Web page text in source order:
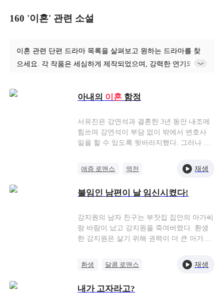
160 '이혼' 관련 소설
이혼 관련 단편 드라마 목록을 살펴보고 원하는 드라마를 찾
으세요. 각 작품은 세심하게 제작되었으며, 강력한 연기와
화를 찾아 단편 시리즈의 마법을 경험하세요！
아내의 이혼 함정
서유진은 강연석과 결혼한 3년 동안 내조에
힘쓰며 강연석이 부담 없이 밖에서 변호사
일을 할 수 있도록 뒷바라지했다. 그러나 강
이 달라졌다.어느 날, 강연석은 서유진을 데
리고 모임을 나갔다. 그 자리에서 친구들이
는 사실을 알게 된 친구는 어딘가 묘한 시선
다. 사실 그녀는 한때 변호사 업계에서 전설
이라 불릴 만큼 뛰어난 인물이었지만 강연석
을 위해 모든 것을 내려놓고 가정에 전념했
바라보기만 하는 상황이 되자 서유진의 마음
이 흔들리기 시작했다.서유진은 편지 한 장
옮겼다. 그녀가 다시 업계의 전설이 돼서야
애증 로맨스
역전
재생
불임인 남편이 날 임신시켰다!
강지원의 남자 친구는 부잣집 집안의 아가씨
랑 바람이 났고 강지원을 죽여버렸다. 환생
한 강지원은 살기 위해 권력이 더 큰 아가씨
에다가 의사 말로 40살을 못 넘긴다고 했으
나 강지원은 여강태의 병을 다 고쳐줄 수 있
이 임신하게 됐는데…
환생
달콤 로맨스
재생
내가 고자라고?